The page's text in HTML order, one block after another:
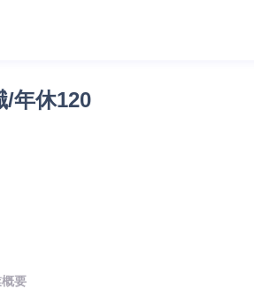
年休120
要